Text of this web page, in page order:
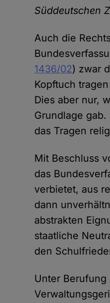
Süddeutschen
Auch die
1436/02) zwar
Kopftuch
Dies aber nur,
Grundlage
das Tragen
Mit Beschluss
das
verbietet, aus
dann
abstrakten
staatliche
den
Unter Berufung